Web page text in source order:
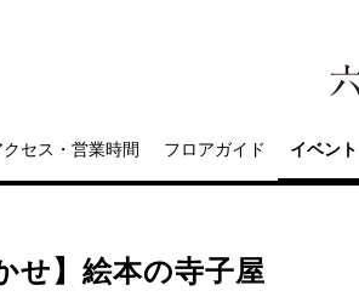
クセス・営業時間 フロアガイド イベント
せ】絵本の寺子屋